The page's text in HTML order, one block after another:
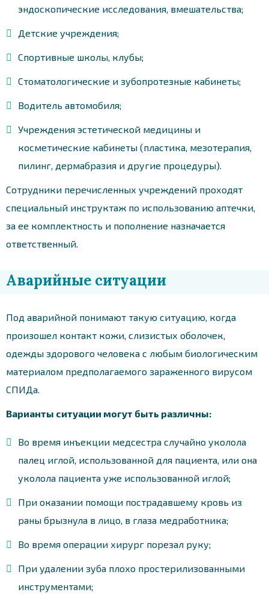
эндоскопические исследования, вмешательства;
Детские учреждения;
Спортивные школы, клубы;
Стоматологические и зубопротезные кабинеты;
Водитель автомобиля;
Учреждения эстетической медицины и
косметические кабинеты (пластика, мезотерапия,
пилинг, дермабразия и другие процедуры).
Сотрудники перечисленных учреждений проходят
специальный инструктаж по использованию аптечки,
за ее комплектность и пополнение назначается
ответственный.
Аварийные ситуации
Под аварийной понимают такую ситуацию, когда
произошел контакт кожи, слизистых оболочек,
одежды здорового человека с любым биологическим
материалом предполагаемого зараженного вирусом
СПИДа.
Варианты ситуации могут быть различны:
Во время инъекции медсестра случайно уколола
палец иглой, использованной для пациента, или она
уколола пациента уже использованной иглой;
При оказании помощи пострадавшему кровь из
раны брызнула в лицо, в глаза медработника;
Во время операции хирург порезал руку;
При удалении зуба плохо простерилизованными
инструментами;